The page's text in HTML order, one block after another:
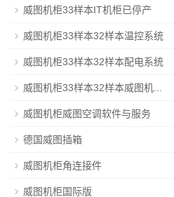
威图机柜33样本IT机柜已停产
威图机柜33样本32样本温控系统
威图机柜33样本32样本配电系统
威图机柜33样本32样本威图机...
威图机柜威图空调软件与服务
德国威图插箱
威图机柜角连接件
威图机柜国际版